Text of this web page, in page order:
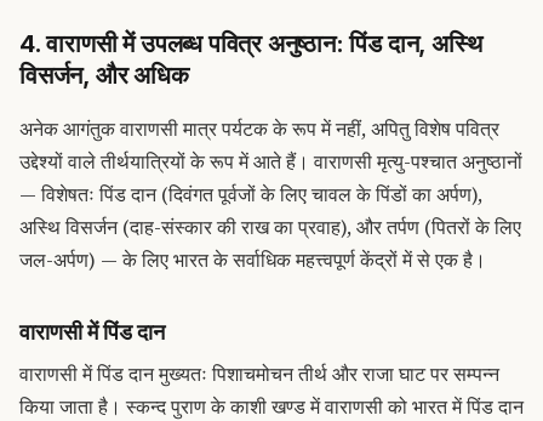
4. वाराणसी में उपलब्ध पवित्र अनुष्ठान: पिंड दान, अस्थि
विसर्जन, और अधिक
अनेक आगंतुक वाराणसी मात्र पर्यटक के रूप में नहीं, अपितु विशेष पवित्र
उद्देश्यों वाले तीर्थयात्रियों के रूप में आते हैं। वाराणसी मृत्यु-पश्चात अनुष्ठानों
— विशेषतः पिंड दान (दिवंगत पूर्वजों के लिए चावल के पिंडों का अर्पण),
अस्थि विसर्जन (दाह-संस्कार की राख का प्रवाह), और तर्पण (पितरों के लिए
जल-अर्पण) — के लिए भारत के सर्वाधिक महत्त्वपूर्ण केंद्रों में से एक है।
वाराणसी में पिंड दान
वाराणसी में पिंड दान मुख्यतः पिशाचमोचन तीर्थ और राजा घाट पर सम्पन्न
किया जाता है। स्कन्द पुराण के काशी खण्ड में वाराणसी को भारत में पिंड दान